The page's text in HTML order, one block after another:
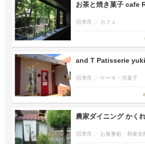
お茶と焼き菓子 cafe
沼津市 カフェ
and T Patisserie
沼津市 ケーキ・洋菓子
農家ダイニング かく
沼津市 お食事処・和食全